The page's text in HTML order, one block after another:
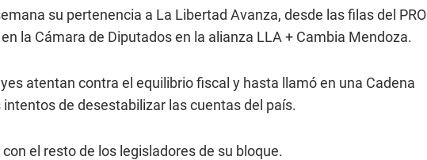
su pertenencia a La Libertad Avanza, desde las filas del PRO
la Cámara de Diputados en la alianza LLA + Cambia Mendoza.
atentan contra el equilibrio fiscal y hasta llamó en una Cadena
de desestabilizar las cuentas del país.
el resto de los legisladores de su bloque.